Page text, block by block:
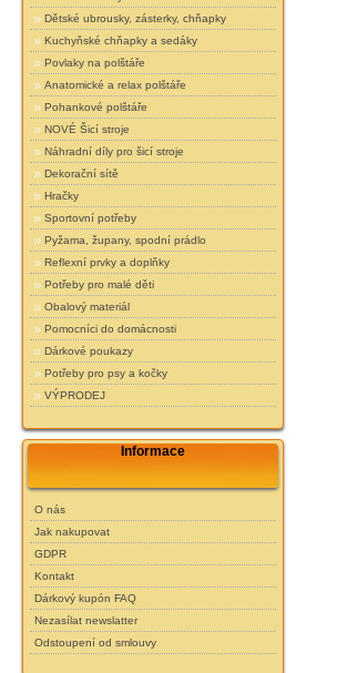
Dětské ubrousky, zásterky, chňapky
Kuchyňské chňapky a sedáky
Povlaky na polštáře
Anatomické a relax polštáře
Pohankové polštáře
NOVÉ Šicí stroje
Náhradní díly pro šicí stroje
Dekorační sítě
Hračky
Sportovní potřeby
Pyžama, župany, spodní prádlo
Reflexní prvky a doplňky
Potřeby pro malé děti
Obalový materiál
Pomocníci do domácnosti
Dárkové poukazy
Potřeby pro psy a kočky
VÝPRODEJ
Informace
O nás
Jak nakupovat
GDPR
Kontakt
Dárkový kupón FAQ
Nezasílat newslatter
Odstoupení od smlouvy